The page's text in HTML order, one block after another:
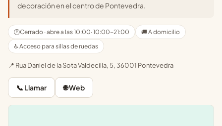
decoración en el centro de Pontevedra.
🕐Cerrado · abre a las 10:00· 10:00-21:00
🚚 A domicilio
♿ Acceso para sillas de ruedas
📍 Rua Daniel de la Sota Valdecilla, 5, 36001 Pontevedra
📞 Llamar 🌐 Web